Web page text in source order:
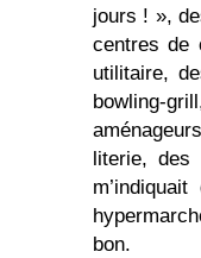
jours ! »,
centres de
utilitaire,
bowling-
literie, des
bon.